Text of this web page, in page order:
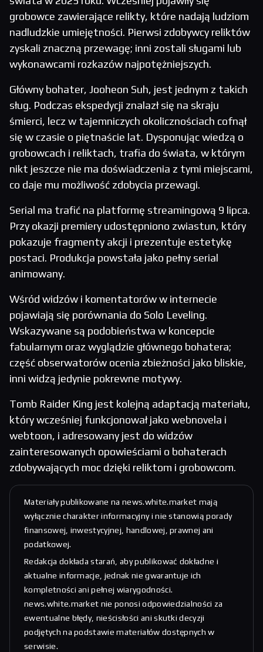
grobowce zawierające relikty, które nadają ludziom
nadludzkie umiejętności. Pierwsi zdobywcy reliktów
zyskali znaczną przewagę; inni zostali sługami lub
wykonawcami rozkazów najpotężniejszych.
Główny bohater, Jooheon Suh, jest jednym z takich
sług. Podczas ekspedycji znalazł się na skraju
śmierci, lecz w tajemniczych okolicznościach cofnął
się w czasie o piętnaście lat. Dysponując wiedzą o
grobowcach i reliktach, trafia do świata, w którym
nikt jeszcze nie ma doświadczenia z tymi miejscami,
co daje mu możliwość zdobycia przewagi.
Serial ma trafić na platformę streamingową 9 lipca.
Przy okazji premiery udostępniono zwiastun, który
pokazuje fragmenty akcji i prezentuje estetykę
postaci. Produkcja powstała jako pełny serial
animowany.
Wśród widzów i komentatorów w internecie
pojawiają się porównania do Solo Leveling.
Wskazywane są podobieństwa w koncepcie
fabularnym oraz wyglądzie głównego bohatera;
część obserwatorów ocenia zbieżności jako bliskie,
inni widzą jedynie pokrewne motywy.
Tomb Raider King jest kolejną adaptacją materiału,
który wcześniej funkcjonował jako webnovela i
webtoon, i adresowany jest do widzów
zainteresowanych opowieściami o bohaterach
zdobywających moc dzięki reliktom i grobowcom.
Materiały publikowane na news.white.market mają
wyłącznie charakter informacyjny i nie stanowią porady
finansowej, inwestycyjnej, handlowej, prawnej ani
podatkowej.
Redakcja dokłada starań, aby publikować dokładne i
aktualne informacje, jednak nie gwarantuje ich
kompletności ani pełnej wiarygodności.
news.white.market nie ponosi odpowiedzialności za
ewentualne błędy, nieścisłości ani skutki decyzji
podjętych na podstawie materiałów dostępnych w
serwisie.